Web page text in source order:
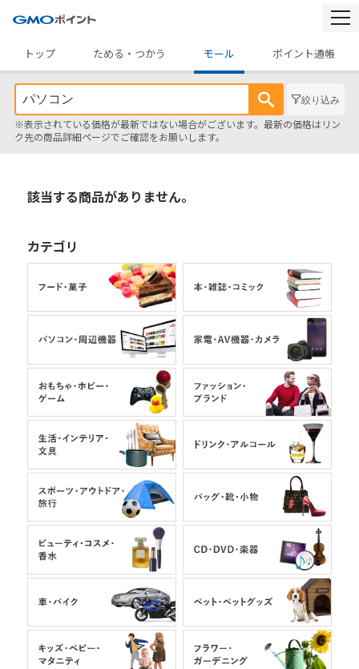
トップ
ためる・つかう モール ポイント通帳
絞り込み
※表示されている価格が最新ではない場合がございます。最新の価格はリン
ク先の商品詳細ページでご確認をお願いします。
該当する商品がありません。
カテゴリ